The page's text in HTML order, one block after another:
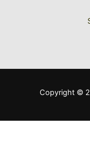
Copyright ©